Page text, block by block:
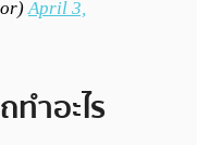
April 3,
ำอะไร